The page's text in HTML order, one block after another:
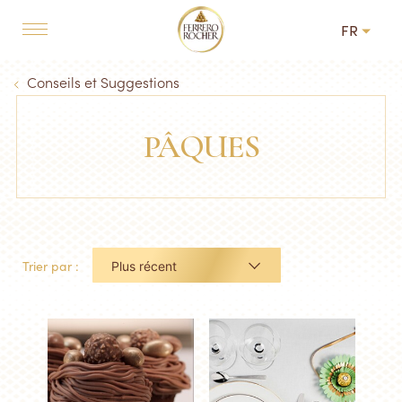
FR
MAIN NAVIGATION
Breadcrumb
Conseils et Suggestions
PÂQUES
Trier par : Plus récent